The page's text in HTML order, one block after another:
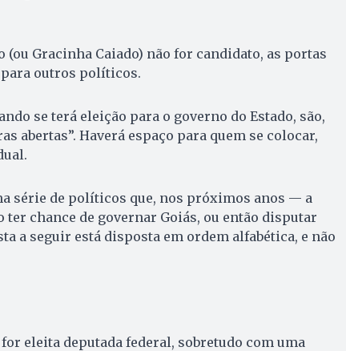
(ou Gracinha Caiado) não for candidato, as portas
outros políticos.
se terá eleição para o governo do Estado, são,
abertas”. Haverá espaço para quem se colocar,
série de políticos que, nos próximos anos — a
chance de governar Goiás, ou então disputar
a seguir está disposta em ordem alfabética, e não
for eleita deputada federal, sobretudo com uma